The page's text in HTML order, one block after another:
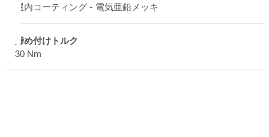
屋内コーティング - 電気亜鉛メッキ
締め付けトルク
30 Nm